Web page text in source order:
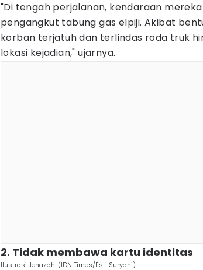
"Di tengah perjalanan, kendaraan
pengangkut tabung gas elpiji. Akibat
korban terjatuh dan terlindas roda truk
lokasi kejadian," ujarnya.
2. Tidak membawa kartu identitas
Ilustrasi Jenazah. (IDN Times/Esti Suryani)